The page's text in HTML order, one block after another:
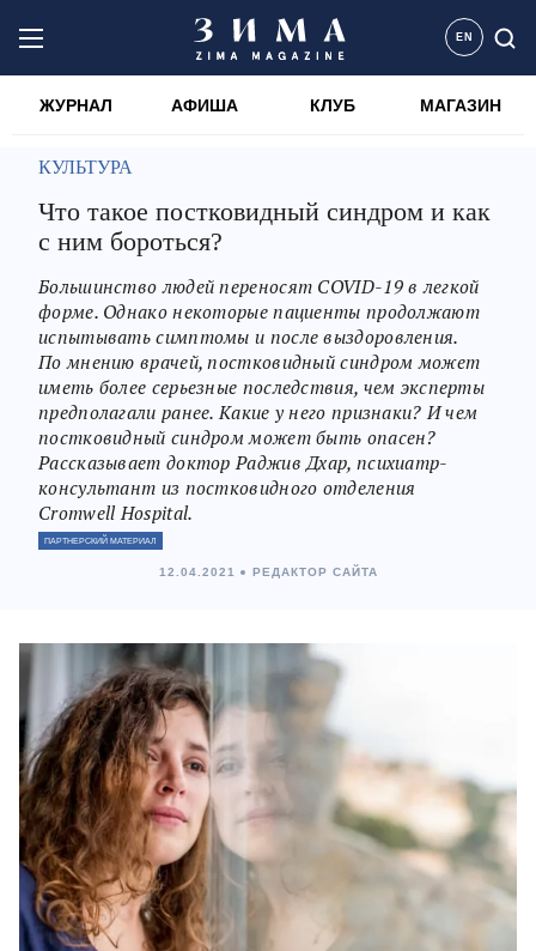
EN
ЖУРНАЛ АФИША КЛУБ МАГАЗИН
КУЛЬТУРА
Что такое постковидный синдром и как
с ним бороться?
Большинство людей переносят COVID-19 в легкой
форме. Однако некоторые пациенты продолжают
испытывать симптомы и после выздоровления.
По мнению врачей, постковидный синдром может
иметь более серьезные последствия, чем эксперты
предполагали ранее. Какие у него признаки? И чем
постковидный синдром может быть опасен?
Рассказывает доктор Раджив Дхар, психиатр-
консультант из постковидного отделения
Cromwell Hospital.
ПАРТНЕРСКИЙ МАТЕРИАЛ
12.04.2021 РЕДАКТОР САЙТА